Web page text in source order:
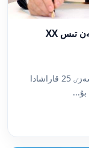
نازارباەۆ «Nur Otan» پارتيياسىنىڭ كەزەكتەن تىس XX
«Nur Otan» پارتيياسىنىڭ كەزەكتەن تىس XX سەزٸ 25 قاراشادا